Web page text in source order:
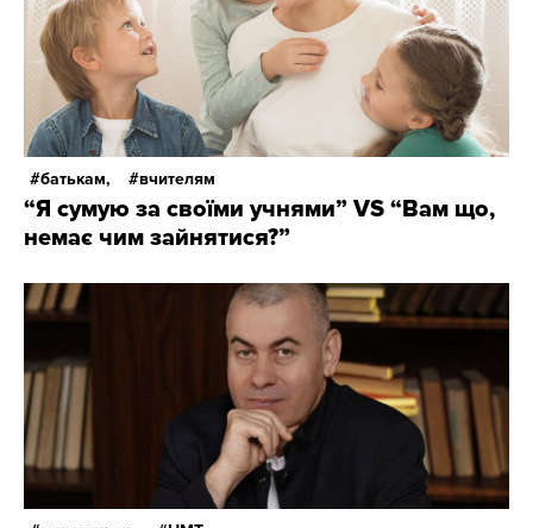
батькам, вчителям
“Я сумую за своїми учнями” VS “Вам що,
немає чим зайнятися?”